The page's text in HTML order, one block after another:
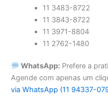
11 3483-8722
11 3843-8722
11 3971-8804
11 2762-1480
WhatsApp: Prefere a
Agende com apenas um
via WhatsApp (11 94337-